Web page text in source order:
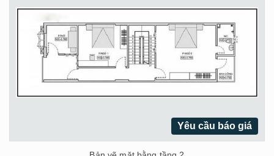
Yêu cầu báo giá